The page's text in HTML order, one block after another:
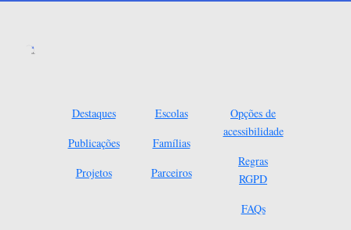
Destaques
Publicações
Projetos
Escolas
Famílias
Parceiros
Opções de
acessibilidade
Regras
RGPD
FAQs